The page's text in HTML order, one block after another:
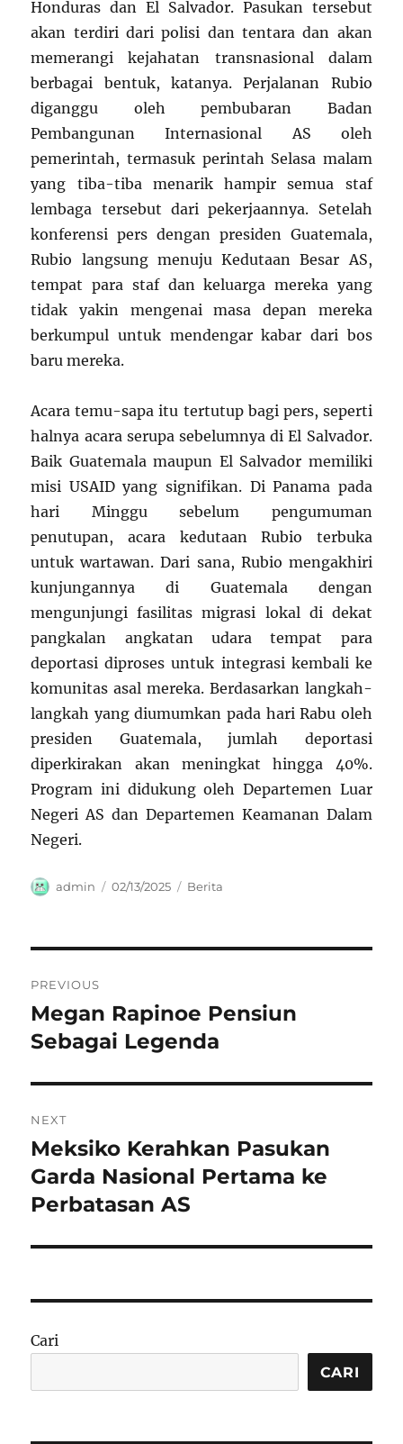
Honduras dan El Salvador. Pasukan tersebut
akan terdiri dari polisi dan tentara dan akan
memerangi kejahatan transnasional dalam
berbagai bentuk, katanya. Perjalanan Rubio
diganggu oleh pembubaran Badan
Pembangunan Internasional AS oleh
pemerintah, termasuk perintah Selasa malam
yang tiba-tiba menarik hampir semua staf
lembaga tersebut dari pekerjaannya. Setelah
konferensi pers dengan presiden Guatemala,
Rubio langsung menuju Kedutaan Besar AS,
tempat para staf dan keluarga mereka yang
tidak yakin mengenai masa depan mereka
berkumpul untuk mendengar kabar dari bos
baru mereka.
Acara temu-sapa itu tertutup bagi pers, seperti
halnya acara serupa sebelumnya di El Salvador.
Baik Guatemala maupun El Salvador memiliki
misi USAID yang signifikan. Di Panama pada
hari Minggu sebelum pengumuman
penutupan, acara kedutaan Rubio terbuka
untuk wartawan. Dari sana, Rubio mengakhiri
kunjungannya di Guatemala dengan
mengunjungi fasilitas migrasi lokal di dekat
pangkalan angkatan udara tempat para
deportasi diproses untuk integrasi kembali ke
komunitas asal mereka. Berdasarkan langkah-
langkah yang diumumkan pada hari Rabu oleh
presiden Guatemala, jumlah deportasi
diperkirakan akan meningkat hingga 40%.
Program ini didukung oleh Departemen Luar
Negeri AS dan Departemen Keamanan Dalam
Negeri.
Author
admin
Posted
02/13/2025 Categories
Berita
pos
PREVIOUS
Previous
post:
Megan Rapinoe Pensiun
Sebagai Legenda
NEXT
Next
post:
Meksiko Kerahkan Pasukan
Garda Nasional Pertama ke
Perbatasan AS
Cari
CARI